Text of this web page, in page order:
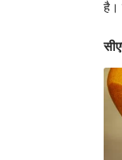
है।